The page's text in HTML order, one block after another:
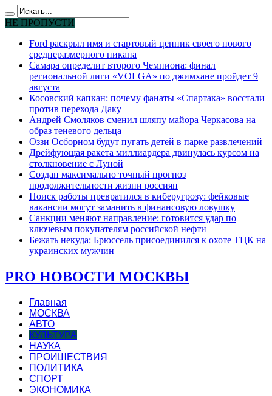
НЕ ПРОПУСТИ
Ford раскрыл имя и стартовый ценник своего нового
среднеразмерного пикапа
Самара определит второго Чемпиона: финал
региональной лиги «VOLGA» по джимхане пройдет 9
августа
Косовский капкан: почему фанаты «Спартака» восстали
против перехода Даку
Андрей Смоляков сменил шляпу майора Черкасова на
образ теневого дельца
Оззи Осборном будут пугать детей в парке развлечений
Дрейфующая ракета миллиардера двинулась курсом на
столкновение с Луной
Создан максимально точный прогноз
продолжительности жизни россиян
Поиск работы превратился в киберугрозу: фейковые
вакансии могут заманить в финансовую ловушку
Санкции меняют направление: готовится удар по
ключевым покупателям российской нефти
Бежать некуда: Брюссель присоединился к охоте ТЦК на
украинских мужчин
PRO НОВОСТИ МОСКВЫ
Главная
МОСКВА
АВТО
КУЛЬТУРА
НАУКА
ПРОИШЕСТВИЯ
ПОЛИТИКА
СПОРТ
ЭКОНОМИКА